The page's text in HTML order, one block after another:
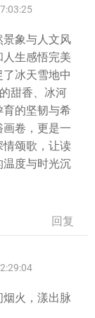
象与人文风
生感悟完美
冰天雪地中
甜香、冰河
的坚韧与希
卷，更是一
情颂歌，让读
度与时光沉
回复
火，漾出脉